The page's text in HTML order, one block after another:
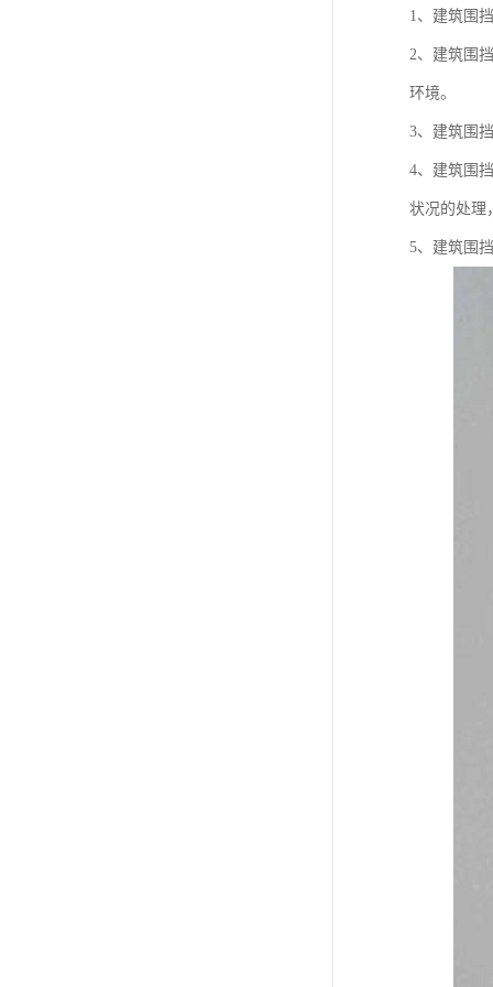
1、建筑围
2、建筑围
环境。
3、建筑围
4、建筑围
状况的处理
5、建筑围